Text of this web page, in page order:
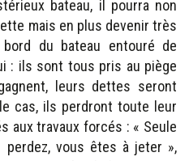
bateau, il pourra non
mais en plus devenir très
du bateau entouré de
: ils sont tous pris au piège
leurs dettes seront
cas, ils perdront toute leur
aux travaux forcés : « Seule
perdez, vous êtes à jeter »,